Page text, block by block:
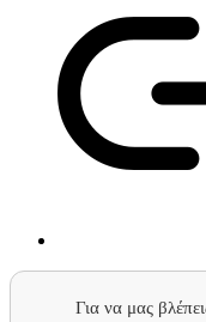
Για να μας